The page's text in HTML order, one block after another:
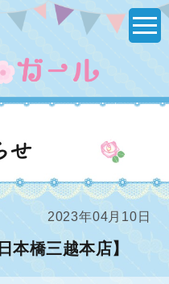
ルームガール』
2023年04月10日
本橋三越本店】